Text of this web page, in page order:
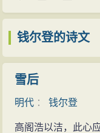
钱尔登的诗文
雪后
明代 ：钱尔登
高阁浩以洁，此心